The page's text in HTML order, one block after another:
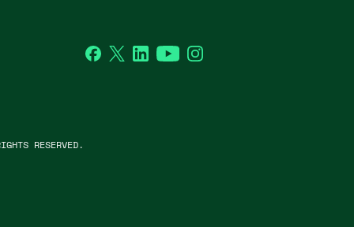
Facebook
TwitterLinkedInYouTubeInstagram
RESERVED.